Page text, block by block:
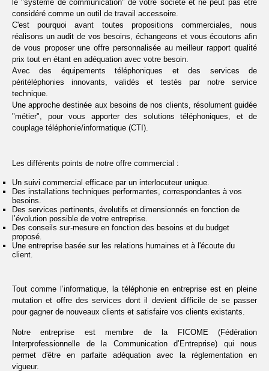
le "système de communication" de votre société et ne peut pas être
considéré comme un outil de travail accessoire.
C'est pourquoi avant toutes propositions commerciales, nous
réalisons un audit de vos besoins, échangeons et vous écoutons afin
de vous proposer une offre personnalisée au meilleur rapport qualité
prix tout en étant en adéquation avec votre besoin.
Avec des équipements téléphoniques et des services de
péritéléphonies innovants, validés et testés par notre service
technique.
Une approche destinée aux besoins de nos clients, résolument guidée
"métier", pour vous apporter des solutions téléphoniques, et de
couplage téléphonie/informatique (CTI).
Les différents points de notre offre commercial :
Un suivi commercial efficace par un interlocuteur unique.
Des installations techniques performantes, correspondantes à vos
besoins.
Des services pertinents, évolutifs et dimensionnés en fonction de
l’évolution possible de votre entreprise.
Des conseils sur-mesure en fonction des besoins et du budget
proposé.
Une entreprise basée sur les relations humaines et à l'écoute du
client.
Tout comme l’informatique, la téléphonie en entreprise est en pleine
mutation et offre des services dont il devient difficile de se passer
pour gagner de nouveaux clients et satisfaire vos clients existants.
Notre entreprise est membre de la FICOME (Fédération
Interprofessionnelle de la Communication d’Entreprise) qui nous
permet d'être en parfaite adéquation avec la réglementation en
vigueur.